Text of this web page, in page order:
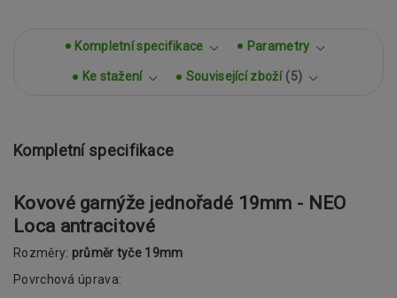
Kompletní specifikace Parametry
Ke stažení Související zboží 5
Kompletní specifikace
Kovové garnýže jednořadé 19mm - NEO
Loca antracitové
Rozměry: průměr tyče 19mm
Povrchová úprava: